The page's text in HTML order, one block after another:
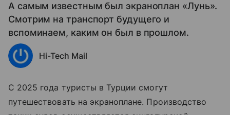
А самым известным был экраноплан «Лунь».
Смотрим на транспорт будущего и
вспоминаем, каким он был в прошлом.
Hi-Tech Mail
С 2025 года туристы в Турции смогут
путешествовать на экраноплане. Производство